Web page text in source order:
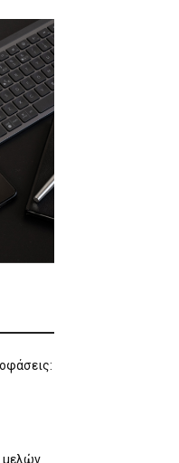
μελών